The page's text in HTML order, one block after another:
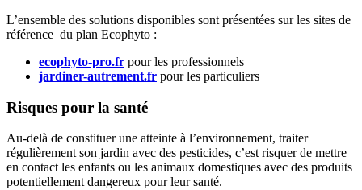
L’ensemble des solutions disponibles sont présentées sur les sites de
référence du plan Ecophyto :
ecophyto-pro.fr pour les professionnels
jardiner-autrement.fr pour les particuliers
Risques pour la santé
Au-delà de constituer une atteinte à l’environnement, traiter
régulièrement son jardin avec des pesticides, c’est risquer de mettre
en contact les enfants ou les animaux domestiques avec des produits
potentiellement dangereux pour leur santé.